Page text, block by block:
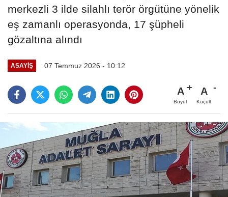
merkezli 3 ilde silahlı terör örgütüne yönelik
eş zamanlı operasyonda, 17 şüpheli
gözaltına alındı
ASAYIŞ 07 Temmuz 2026 - 10:12
A
Büyüt
A
Küçült